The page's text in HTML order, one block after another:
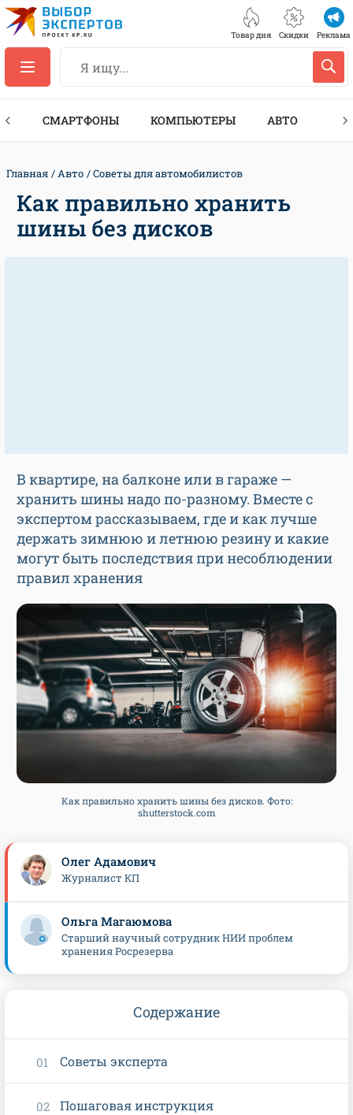
Товар дня Скидки Реклама
СМАРТФОНЫ КОМПЬЮТЕРЫ АВТО
Главная Авто Советы для автомобилистов
Как правильно хранить
шины без дисков
В квартире, на балконе или в гараже —
хранить шины надо по-разному. Вместе с
экспертом рассказываем, где и как лучше
держать зимнюю и летнюю резину и какие
могут быть последствия при несоблюдении
правил хранения
Как правильно хранить шины без дисков. Фото:
shutterstock.com
Олег Адамович
Журналист КП
Ольга Магаюмова
Старший научный сотрудник НИИ проблем
хранения Росрезерва
Содержание
Советы эксперта
Пошаговая инструкция